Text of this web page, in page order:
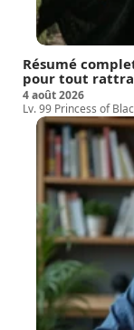
Résumé
pour tout
4 août 2026
Lv. 99 Princess of